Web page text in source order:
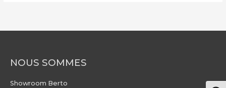
NOUS SOMMES
Showroom Berto